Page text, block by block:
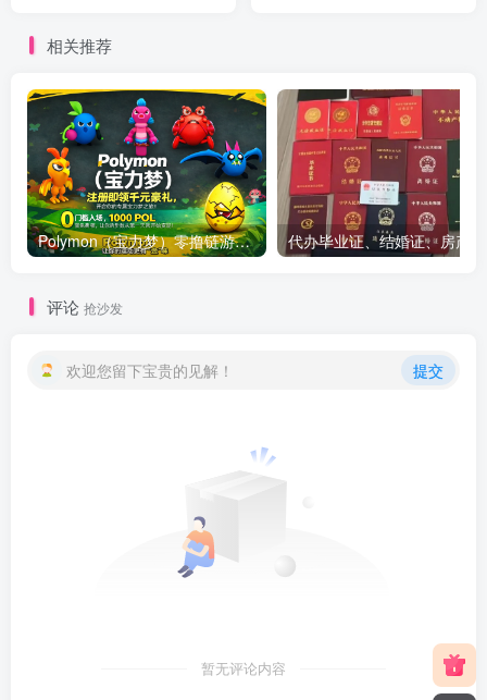
相关推荐
Polymon（宝力梦）零撸链游天花板，稳定收益，轻松变现，今日全球首发！
评论 抢沙发
欢迎您留下宝贵的见解！ 提交
暂无评论内容